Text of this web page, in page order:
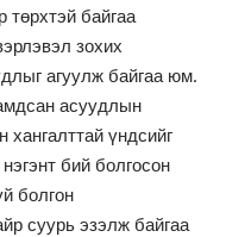
байгаа
зохих
агуулж байгаа юм.
асуудлын
үндсийг
бий болгосон
болгон
суурь эзэлж байгаа